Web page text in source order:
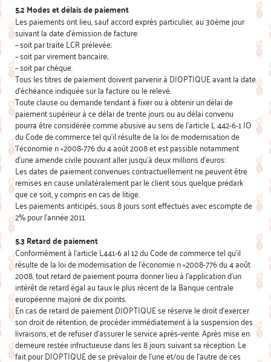
5.2 Modes et délais de paiement
Les paiements ont lieu, sauf accord exprès particulier, au 30ème jour
suivant la date d’émission de facture:
– soit par traite LCR prélevée;
– soit par virement bancaire;
– soit par chèque.
Tous les titres de paiement doivent parvenir à DJOPTIQUE avant la date
d’échéance indiquée sur la facture ou le relevé.
Toute clause ou demande tendant à fixer ou à obtenir un délai de
paiement supérieur à ce délai de trente jours ou au délai convenu
pourra être considérée comme abusive au sens de l’article L 442-6-1 JO
du Code de commerce tel qu’il résulte de la loi de modernisation de
‘l’économie n »2008-776 du 4 août 2008 et est passible notamment
d’une amende civile pouvant aller jusqu’à deux millions d’euros:
Les dates de paiement convenues contractuellement ne peuvent être
remises en cause unilatéralement par le client sous quelque prédark
que ce soit, y compris en cas de litige.
Les paiements anticipés, sous 8 jours sont effectués avec escompte de
2% pour l’année 2011.
5.3 Retard de paiement
Conformément à l’article L441-6 al 12 du Code de commerce tel qu’il
résulte de la loi de modernisation de l’économie n »2008-776 du 4 août
2008, tout retard de paiement pourra donner lieu à l’application d’un
intérêt de retard égal au taux le plus récent de la Banque centrale
européenne majoré de dix points.
En cas de retard de paiement DJOPTIQUE se réserve le droit d’exercer
son droit de rétention, de procéder immédiatement à la suspension des
livraisons, et de refuser d’assurer le service après-vente. Après mise en
demeure restée infructueuse dans les 8 jours suivant sa réception. Le
fait pour DJOPTIQUE de se prévaloir de l’une et/ou de l’autre de ces